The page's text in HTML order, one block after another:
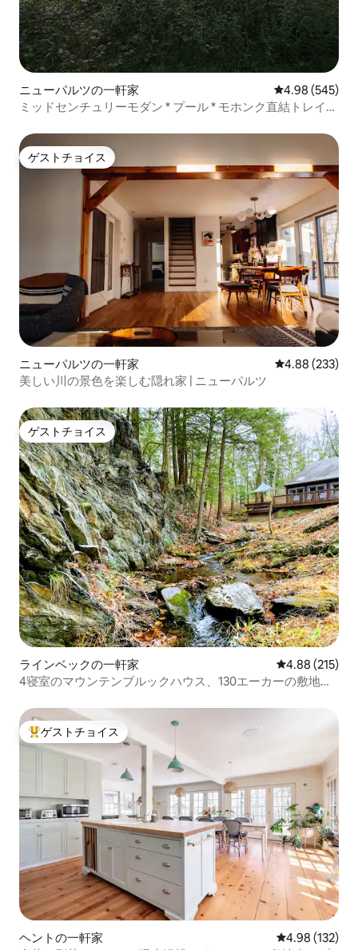
ニューパルツの一軒家 レビュー545
4.98 (545)
ミッドセンチュリーモダン * プール * モホンク直結トレイル
ゲストチョイス
ゲストチョイス
ニューパルツの一軒家 レビュー233
4.88 (233)
美しい川の景色を楽しむ隠れ家 | ニューパルツ
ゲストチョイス
ゲストチョイス
ラインベックの一軒家 レビュー215
4.88 (215)
4寝室のマウンテンブルックハウス、130エーカーの敷地内
大好評のゲストチョイスです。
ゲストチョイス
ヘントの一軒家 レビュー132
4.98 (132)